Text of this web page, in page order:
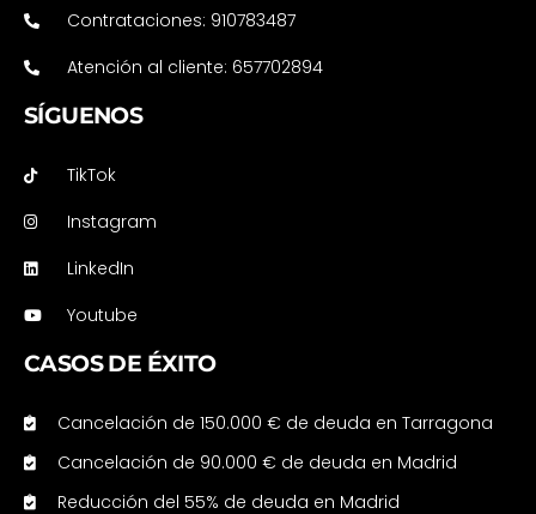
Contrataciones: 910783487
Atención al cliente: 657702894
SÍGUENOS
TikTok
Instagram
LinkedIn
Youtube
CASOS DE ÉXITO
Cancelación de 150.000 € de deuda en Tarragona
Cancelación de 90.000 € de deuda en Madrid
Reducción del 55% de deuda en Madrid